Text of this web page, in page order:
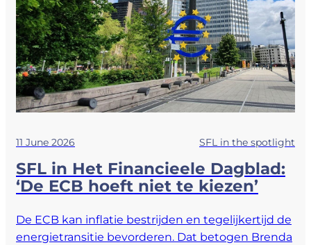
11 June 2026 SFL in the spotlight
SFL in Het Financieele Dagblad:
‘De ECB hoeft niet te kiezen’
De ECB kan inflatie bestrijden en tegelijkertijd de
energietransitie bevorderen. Dat betogen Brenda